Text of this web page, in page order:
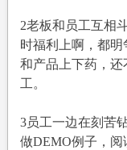
2老板和员工互相
时福利上啊，都明
和产品上下药，还
工。
3员工一边在刻苦
做DEMO例子，